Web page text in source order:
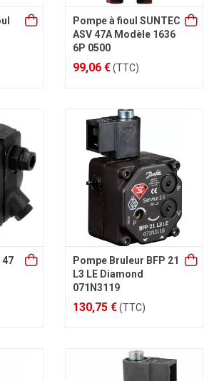
Pompe à fioul SUNTEC
ASV 47A Modèle 1636
6P 0500
99,06 €(TTC)
47
Pompe Bruleur BFP 21
L3 LE Diamond
071N3119
130,75 €(TTC)